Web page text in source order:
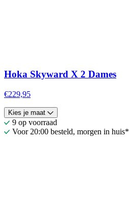
Hoka Skyward X 2 Dames
€229,95
Kies je maat
9 op voorraad
Voor 20:00 besteld, morgen in huis*